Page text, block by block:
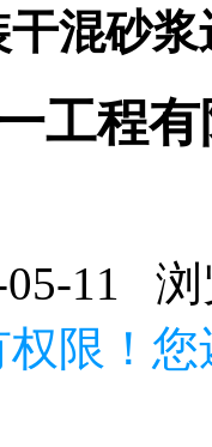
混砂
工程
05-11
限！